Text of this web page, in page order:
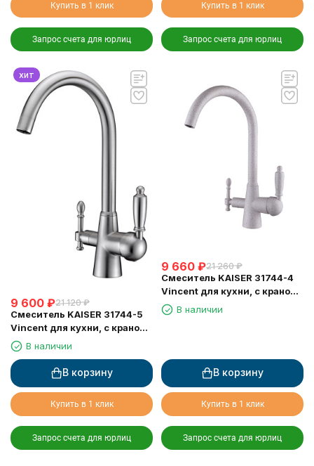
Купить в 1 клик
Запрос счета для юрлиц
Купить в 1 клик
Запрос счета для юрлиц
хит
9 600 ₽21 120 ₽
Смеситель KAISER 31744-5
Vincent для кухни, с краном
для питьевой воды, серебро
В наличии
В корзину
Купить в 1 клик
Запрос счета для юрлиц
9 660 ₽21 260 ₽
Смеситель KAISER 31744-4
Vincent для кухни, с краном
для питьевой воды,
песочный
В наличии
В корзину
Купить в 1 клик
Запрос счета для юрлиц